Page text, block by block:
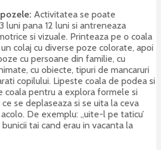
Activitatea se poate
luni pana 12 luni si antreneaza
si vizuale. Printeaza pe o coala
colaj cu diverse poze colorate, apoi
cu persoane din familie, cu
cu obiecte, tipuri de mancaruri
copilului. Lipeste coala de podea si
coala pentru a explora formele si
se deplaseaza si se uita la ceva
De exemplu: „uite-l pe taticu’
tai cand erau in vacanta la